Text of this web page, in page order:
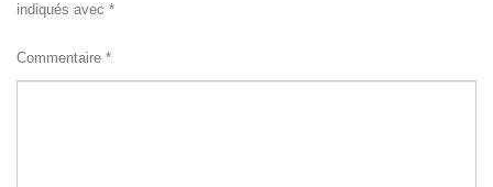
indiqués avec *
Commentaire *